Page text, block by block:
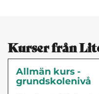
Kurser från
Allmän kurs -
grundskolenivå